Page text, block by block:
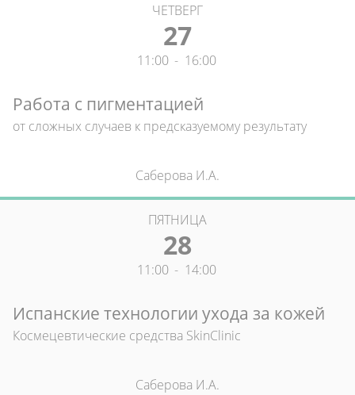
ЧЕТВЕРГ
27
11:00 - 16:00
Работа с пигментацией
от сложных случаев к предсказуемому результату
Саберова И.А.
ПЯТНИЦА
28
11:00 - 14:00
Испанские технологии ухода за кожей
Космецевтические средства SkinClinic
Саберова И.А.